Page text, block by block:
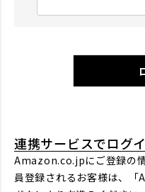
)
連携サービスでログ
Amazon.co.jpにご登録の
員登録されるお客様は、「